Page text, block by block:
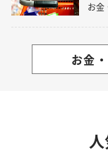
お金
お金